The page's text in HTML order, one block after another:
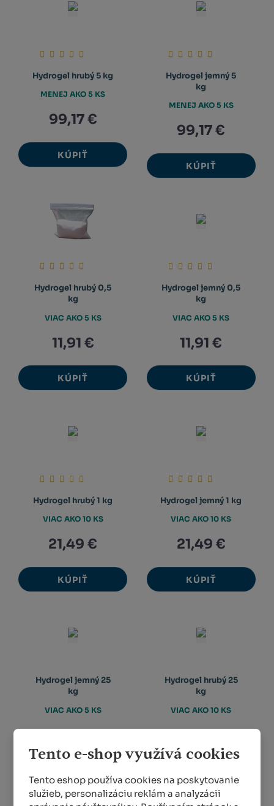
Tento e-shop využívá cookies
Tento eshop používa cookies na poskytovanie
služieb, personalizáciu reklám a analyzácii
Hydrogel hrubý 5 kg
99,17 €
KÚPIŤ
MENEJ AKO 5 KS
Hydrogel jemný 5
kg
99,17 €
KÚPIŤ
MENEJ AKO 5 KS
Hydrogel hrubý 0,5
kg
11,91 €
KÚPIŤ
VIAC AKO 5 KS
Hydrogel jemný 0,5
kg
11,91 €
KÚPIŤ
VIAC AKO 5 KS
Hydrogel hrubý 1 kg
21,49 €
KÚPIŤ
VIAC AKO 10 KS
Hydrogel jemný 1 kg
21,49 €
KÚPIŤ
VIAC AKO 10 KS
Hydrogel jemný 25
kg
VIAC AKO 5 KS
Hydrogel hrubý 25
kg
VIAC AKO 10 KS